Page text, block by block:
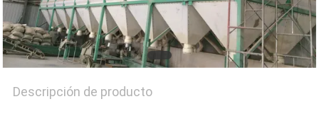
Descripción de producto